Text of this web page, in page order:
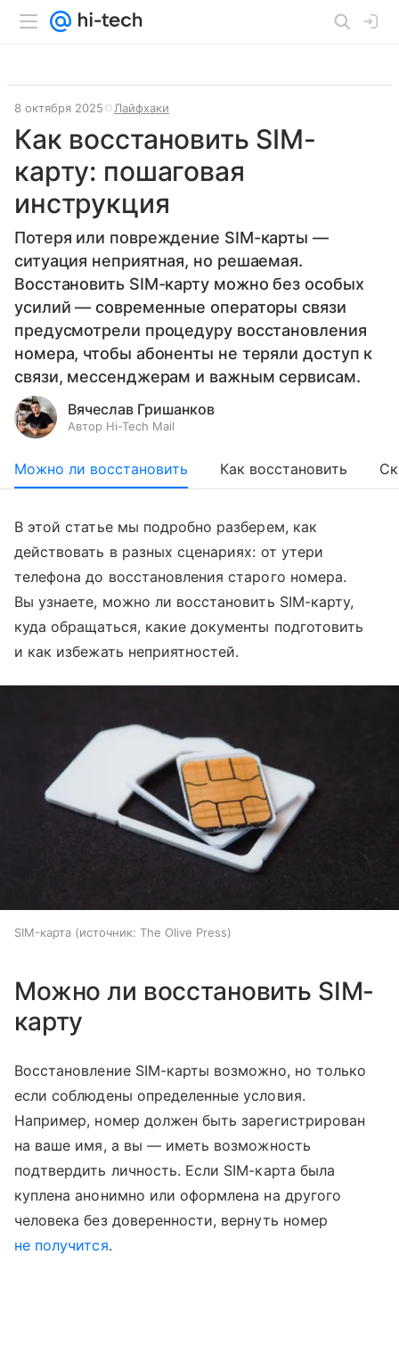
8 октября 2025 Лайфхаки
Как восстановить SIM-
карту: пошаговая
инструкция
Потеря или повреждение SIM-карты —
ситуация неприятная, но решаемая.
Восстановить SIM-карту можно без особых
усилий — современные операторы связи
предусмотрели процедуру восстановления
номера, чтобы абоненты не теряли доступ к
связи, мессенджерам и важным сервисам.
Вячеслав Гришанков
Автор Hi-Tech Mail
Можно ли восстановить Как восстановить
В этой статье мы подробно разберем, как
действовать в разных сценариях: от утери
телефона до восстановления старого номера.
Вы узнаете, можно ли восстановить SIM-карту,
куда обращаться, какие документы подготовить
и как избежать неприятностей.
SIM-карта источник: The Olive Press
Можно ли восстановить SIM-
карту
Восстановление SIM-карты возможно, но только
если соблюдены определенные условия.
Например, номер должен быть зарегистрирован
на ваше имя, а вы — иметь возможность
подтвердить личность. Если SIM-карта была
куплена анонимно или оформлена на другого
человека без доверенности, вернуть номер
не получится.